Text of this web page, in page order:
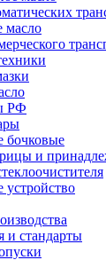
масло
РФ
бочковые
и
устройство
и стандарты